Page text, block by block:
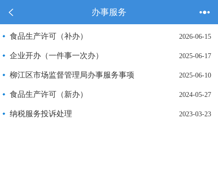
办事服务
2026-06-15
食品生产许可（补办）
2025-06-17
企业开办（一件事一次办）
2025-06-10
柳江区市场监督管理局办事服务事项
2024-05-27
食品生产许可（新办）
2023-03-23
纳税服务投诉处理